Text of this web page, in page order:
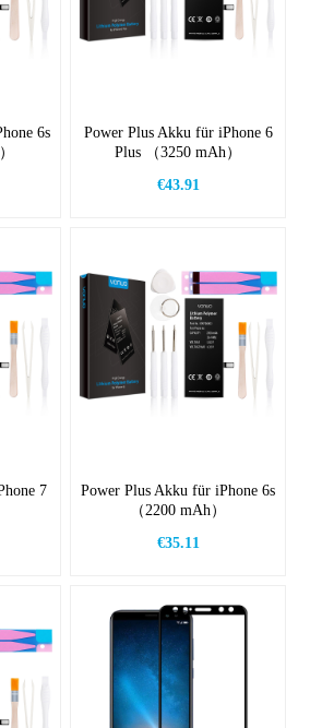
6s
Power Plus Akku für iPhone 6
Plus （3250 mAh）
€43.91
7
Power Plus Akku für iPhone 6s
（2200 mAh）
€35.11